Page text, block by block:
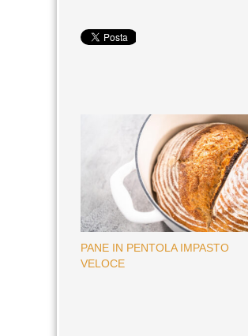
PANE IN PENTOLA IMPASTO
VELOCE